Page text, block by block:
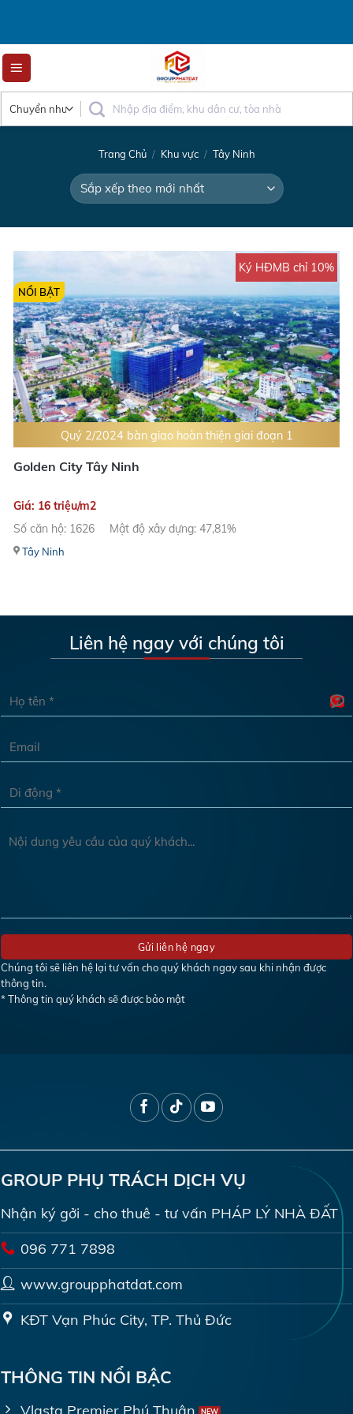
content
Trang Chủ / Khu vực / Tây Ninh
Ký HĐMB chỉ 10%
Quý 2/2024 bàn giao hoàn thiện giai đoạn 1
NỔI BẬT
Golden City Tây Ninh
Giá: 16 triệu/m2
Số căn hộ: 1626
Mật độ xây dựng: 47,81%
Tây Ninh
Liên hệ ngay với chúng tôi
Chúng tôi sẽ liên hệ lại tư vấn cho quý khách ngay sau khi nhận được
thông tin.
* Thông tin quý khách sẽ được bảo mật
GROUP PHỤ TRÁCH DỊCH VỤ
Nhận ký gởi - cho thuê - tư vấn PHÁP LÝ NHÀ ĐẤT
096 771 7898
www.groupphatdat.com
KĐT Vạn Phúc City, TP. Thủ Đức
THÔNG TIN NỔI BẬC